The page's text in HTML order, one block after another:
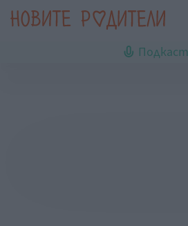
Подкаст